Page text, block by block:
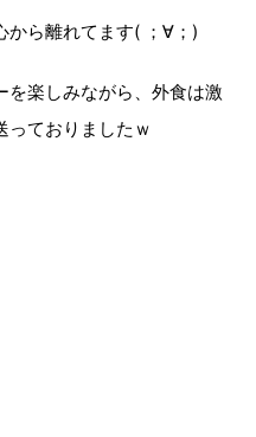
から離れてます( ；∀；)
を楽しみながら、外食は激
っておりましたｗ